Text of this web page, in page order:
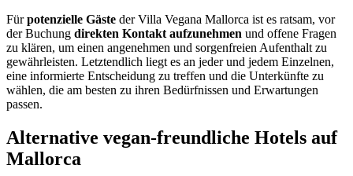
Fürpotenzielle Gäste der Villa Vegana Mallorca ist es ratsam, vor
der Buchung direkten Kontakt aufzunehmen und offene Fragen
zu klären, um einen angenehmen und sorgenfreien Aufenthalt zu
gewährleisten. Letztendlich liegt es an jeder und jedem Einzelnen,
eine informierte Entscheidung zu treffen und die Unterkünfte zu
wählen, die am besten zu ihren Bedürfnissen und Erwartungen
passen.
Alternative vegan-freundliche Hotels auf
Mallorca